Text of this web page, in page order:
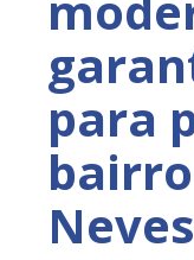
para
Neves